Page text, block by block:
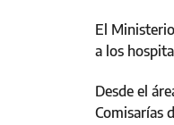
El
a los
Desde el
Comisarías